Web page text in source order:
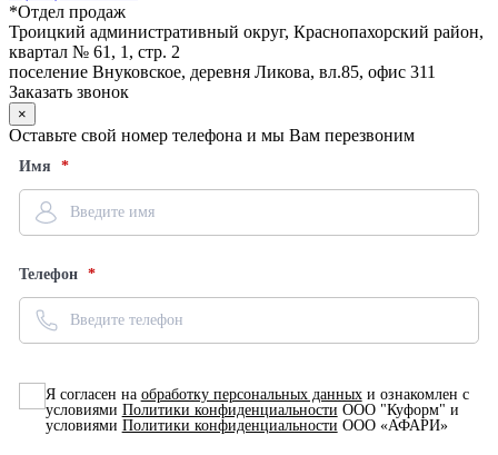
*Отдел продаж
Троицкий административный округ, Краснопахорский район,
квартал № 61, 1, стр. 2
поселение Внуковское, деревня Ликова, вл.85, офис 311
Заказать звонок
×
Оставьте свой номер телефона и мы Вам перезвоним
Имя
Телефон
Я согласен на обработку персональных данныхи ознакомлен с
условиями Политики конфиденциальности ООО "Куформ" и
условиями Политики конфиденциальности ООО «АФАРИ»